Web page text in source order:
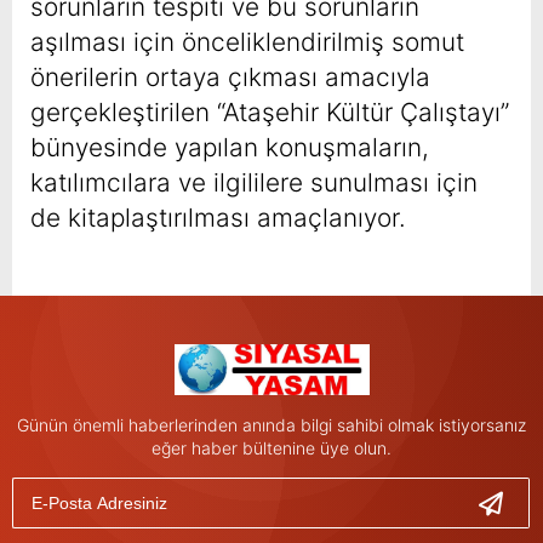
sorunların tespiti ve bu sorunların
aşılması için önceliklendirilmiş somut
önerilerin ortaya çıkması amacıyla
gerçekleştirilen “Ataşehir Kültür Çalıştayı”
bünyesinde yapılan konuşmaların,
katılımcılara ve ilgililere sunulması için
de kitaplaştırılması amaçlanıyor.
Günün önemli haberlerinden anında bilgi sahibi olmak istiyorsanız
eğer haber bültenine üye olun.